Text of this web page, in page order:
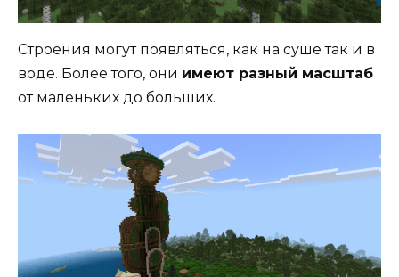
Строения могут появляться, как на суше так и в
воде. Более того, они имеют разный масштаб
от маленьких до больших.